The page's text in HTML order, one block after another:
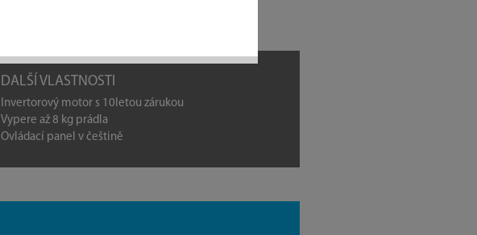
DALŠÍ VLASTNOSTI
Invertorový motor s 10letou zárukou
Vypere až 8 kg prádla
Ovládací panel v češtině